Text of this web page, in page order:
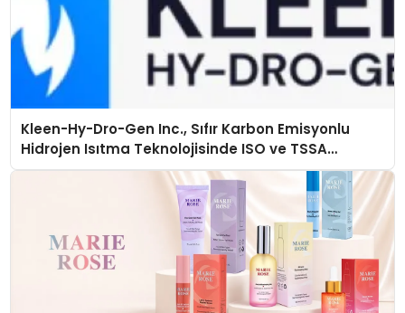
Kleen-Hy-Dro-Gen Inc., Sıfır Karbon Emisyonlu
Hidrojen Isıtma Teknolojisinde ISO ve TSSA
Düzenleyici Onaylarını Aldı